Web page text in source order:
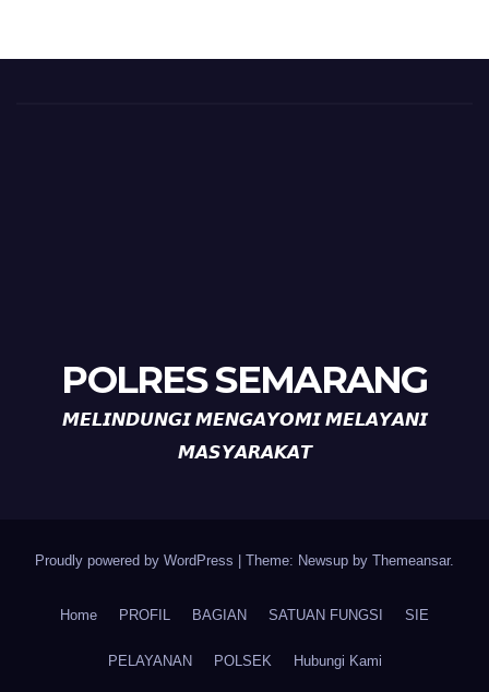
POLRES SEMARANG
𝙈𝙀𝙇𝙄𝙉𝘿𝙐𝙉𝙂𝙄 𝙈𝙀𝙉𝙂𝘼𝙔𝙊𝙈𝙄 𝙈𝙀𝙇𝘼𝙔𝘼𝙉𝙄
𝙈𝘼𝙎𝙔𝘼𝙍𝘼𝙆𝘼𝙏
Proudly powered by WordPress Theme: Newsup by Themeansar.
Home PROFIL BAGIAN SATUAN FUNGSI SIE
PELAYANAN POLSEK Hubungi Kami